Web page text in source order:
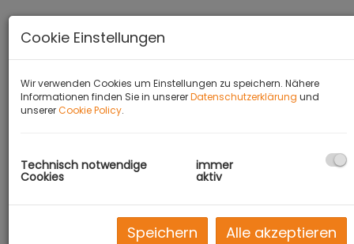
Zum Verkauf gelangt hier ein traumhafter,
Cookie Einstellungen
Wir verwenden Cookies um Einstellungen zu speichern. Nähere
Informationen finden Sie in unsererDatenschutzerklärung und
unsererCookie Policy.
Technisch notwendige
Cookies
immer
aktiv
Speichern Alle akzeptieren